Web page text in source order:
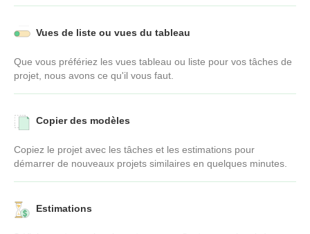
Vues de liste ou vues du tableau
Que vous préfériez les vues tableau ou liste pour vos tâches de
projet, nous avons ce qu'il vous faut.
Copier des modèles
Copiez le projet avec les tâches et les estimations pour
démarrer de nouveaux projets similaires en quelques minutes.
Estimations